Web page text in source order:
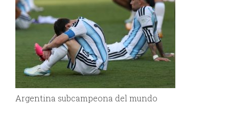
Argentina subcampeona del mundo